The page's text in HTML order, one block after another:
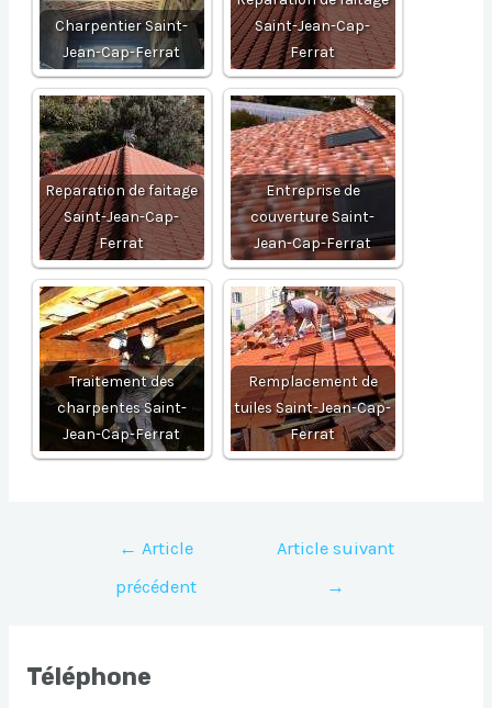
Charpentier Saint-
Jean-Cap-Ferrat
Saint-Jean-Cap-
Ferrat
Reparation de faitage
Saint-Jean-Cap-
Ferrat
Entreprise de
couverture Saint-
Jean-Cap-Ferrat
Traitement des
charpentes Saint-
Jean-Cap-Ferrat
Remplacement de
tuiles Saint-Jean-Cap-
Ferrat
Navigation
l’article
← Article
précédent
Article suivant
→
Téléphone